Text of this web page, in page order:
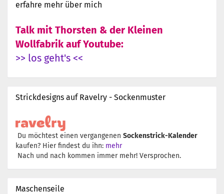
erfahre mehr über mich
Talk mit Thorsten & der Kleinen
Wollfabrik auf Youtube:
>> los geht's <<
Strickdesigns auf Ravelry - Sockenmuster
Du möchtest einen vergangenen Sockenstrick-Kalender
kaufen? Hier findest du ihn: mehr
Nach und nach kommen immer mehr! Versprochen.
Maschenseile